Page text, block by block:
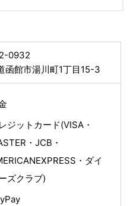
0932
函館市湯川町1丁目15-3
ジットカード(VISA・
・JCB・
・ダイ
ズクラブ)